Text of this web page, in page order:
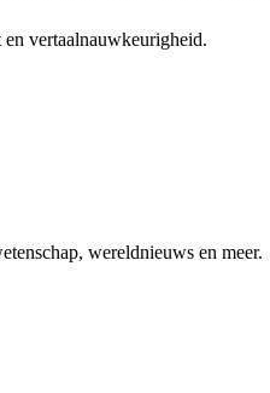
vertaalnauwkeurigheid.
wereldnieuws en meer.